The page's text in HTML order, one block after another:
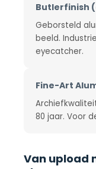
Butlerfinish
Geborsteld
beeld.
eyecatcher.
Fine-Art
80 jaar. Voor
Van upload